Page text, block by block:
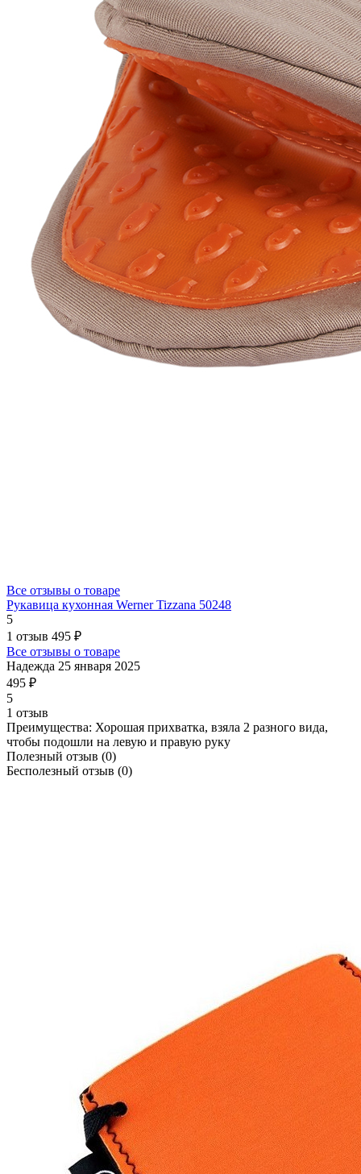
Все отзывы о товаре
Рукавица кухонная Werner Tizzana 50248
5
1 отзыв 495 ₽
Все отзывы о товаре
Надежда 25 января 2025
495 ₽
5
1 отзыв
Преимущества: Хорошая прихватка, взяла 2 разного вида,
чтобы подошли на левую и правую руку
Полезный отзыв (0)
Бесполезный отзыв (0)